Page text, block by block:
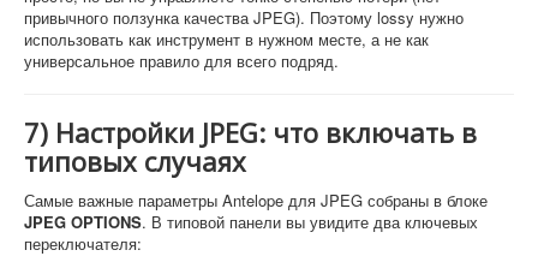
привычного ползунка качества JPEG). Поэтому lossy нужно
использовать как инструмент в нужном месте, а не как
универсальное правило для всего подряд.
7) Настройки JPEG: что включать в
типовых случаях
Самые важные параметры Antelope для JPEG собраны в блоке
JPEG OPTIONS. В типовой панели вы увидите два ключевых
переключателя: